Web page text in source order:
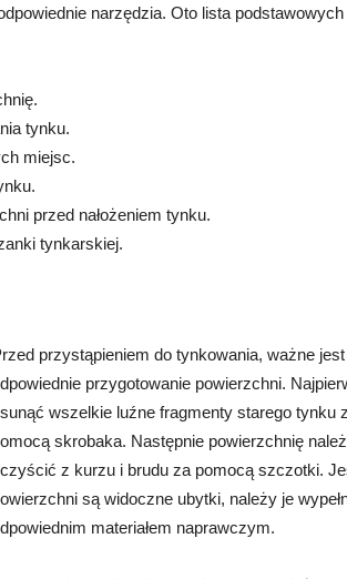
narzędzia. Oto lista podstawowych
tynku.
miejsc.
przed nałożeniem tynku.
tynkarskiej.
przystąpieniem do tynkowania, ważne jest
przygotowanie powierzchni.
wszelkie luźne fragmenty starego tynku
skrobaka. Następnie powierzchnię
z kurzu i brudu za pomocą szczotki.
są widoczne ubytki, należy je
materiałem naprawczym.